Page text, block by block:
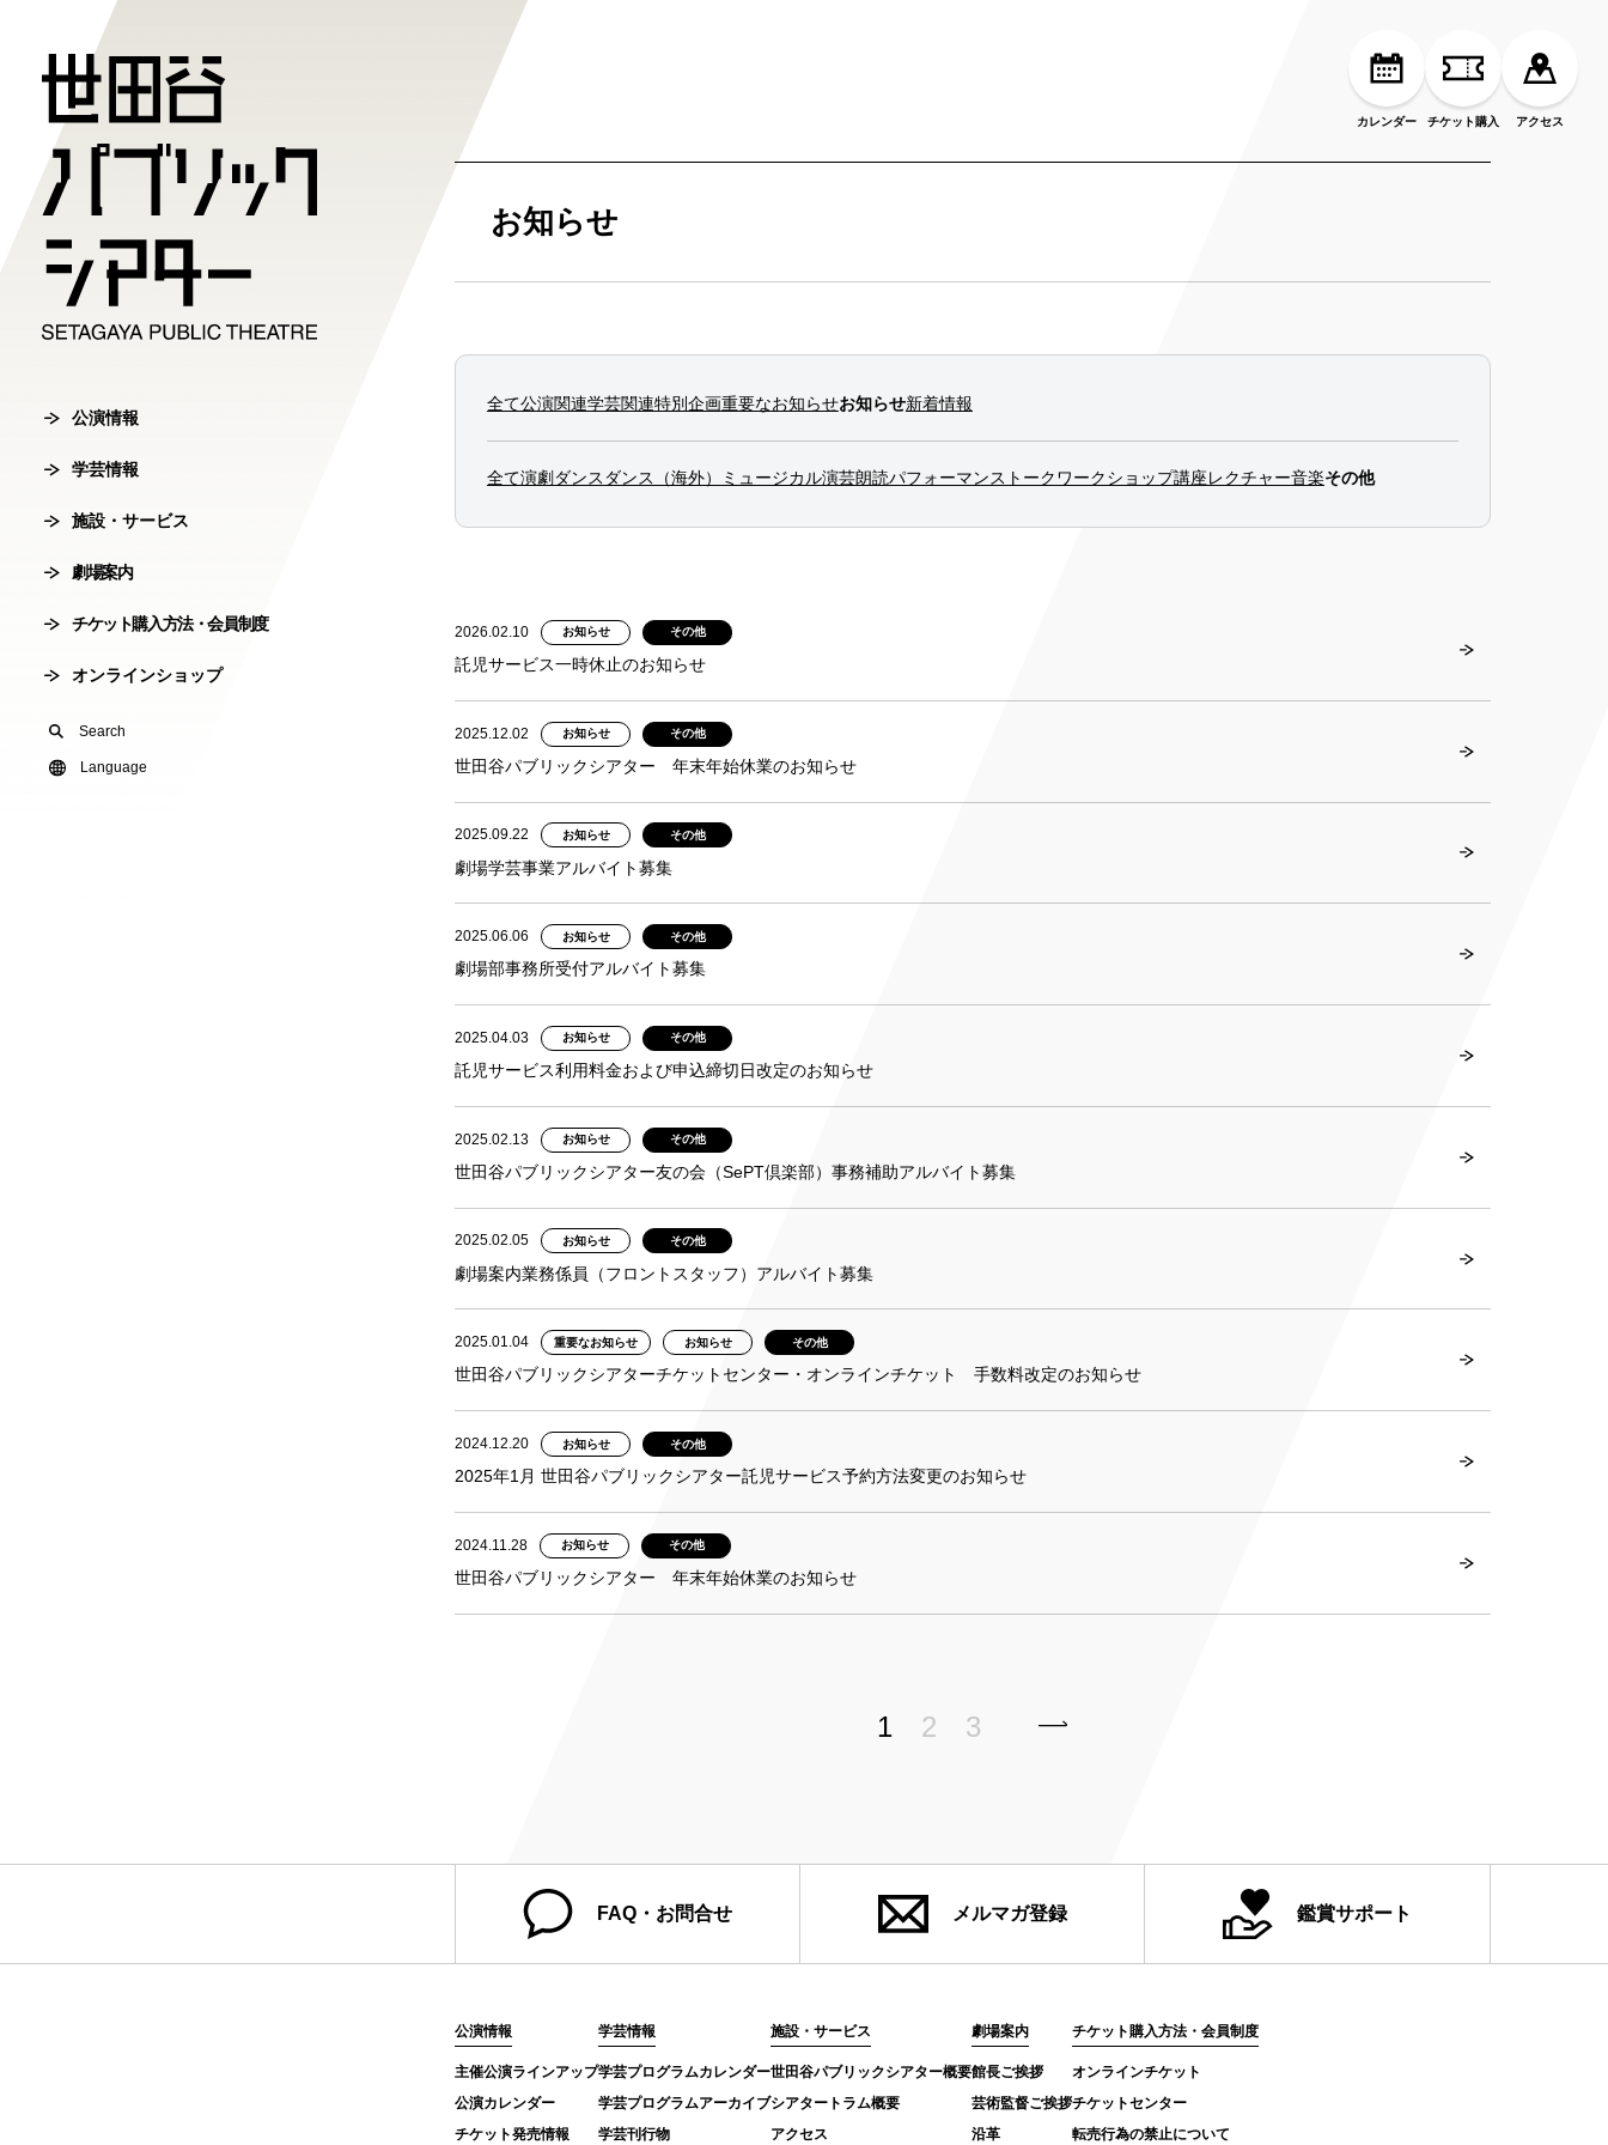
公演情報
公演情報
主催公演ラインアップ
公演カレンダー
チケット発売情報
公演アーカイブ
学芸情報
学芸情報
学芸プログラムカレンダー
学芸プログラムアーカイブ
学芸刊行物
施設・サービス
施設・サービス
世田谷パブリックシアター概要
シアタートラム概要
鑑賞サポート
劇場案内
劇場案内
館長ご挨拶
芸術監督ご挨拶
協賛・協力
チケット購入方法・会員制度
チケット購入方法・会員制度
オンラインチケット
転売行為の禁止について
有料オンラインチケット会員
友の会
オンラインショップ
Search
Language
カレンダー チケット購入 アクセス
お知らせ
全て公演関連学芸関連特別企画重要なお知らせお知らせ新着情報
全て演劇 ダンス ダンス（海外） ミュージカル演芸朗読パフォーマンス トークワークショップ講座レクチャー音楽その他
2026.02.10 お知らせ その他
託児サービス一時休止のお知らせ
2025.12.02 お知らせ その他
世田谷パブリックシアター 年末年始休業のお知らせ
2025.09.22 お知らせ その他
劇場学芸事業アルバイト募集
2025.06.06 お知らせ その他
劇場部事務所受付アルバイト募集
2025.04.03 お知らせ その他
託児サービス利用料金および申込締切日改定のお知らせ
2025.02.13 お知らせ その他
世田谷パブリックシアター友の会（SePT倶楽部）事務補助アルバイト募集
2025.02.05 お知らせ その他
劇場案内業務係員（フロントスタッフ）アルバイト募集
2025.01.04 重要なお知らせ お知らせ その他
世田谷パブリックシアターチケットセンター・オンラインチケット 手数料改定のお知らせ
2024.12.20 お知らせ その他
2025年1月 世田谷パブリックシアター託児サービス予約方法変更のお知らせ
2024.11.28 お知らせ その他
世田谷パブリックシアター 年末年始休業のお知らせ
1 2 3
FAQ・お問合せ メルマガ登録 鑑賞サポート
公演情報
主催公演ラインアップ
公演カレンダー
チケット発売情報
学芸情報
学芸プログラムカレンダー
学芸プログラムアーカイブ
学芸刊行物
施設・サービス
世田谷パブリックシアター概要
シアタートラム概要
アクセス
劇場案内
館長ご挨拶
芸術監督ご挨拶
沿革
チケット購入方法・会員制度
オンラインチケット
チケットセンター
転売行為の禁止について